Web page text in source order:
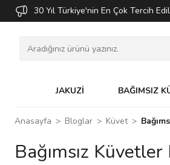
30 Yıl Türkiye'nin En Çok Tercih
JAKUZİ BAĞIMSIZ
Anasayfa Bloglar Küvet
Bağımsız